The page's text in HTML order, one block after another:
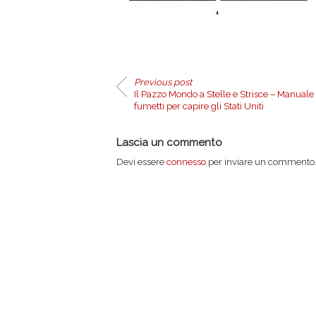
Previous post
Il Pazzo Mondo a Stelle e Strisce – Manuale
fumetti per capire gli Stati Uniti
Lascia un commento
Devi essere connessoper inviare un commento.